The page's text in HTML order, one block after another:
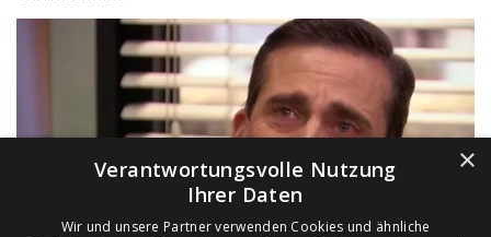
×
Verantwortungsvolle Nutzung
Ihrer Daten
Wir und unsere Partner verwenden Cookies und ähnliche